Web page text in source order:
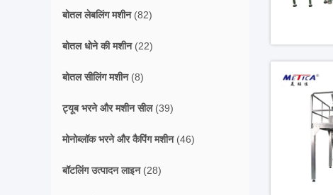
बोतल लेबलिंग मशीन(82)
बोतल धोने की मशीन(22)
बोतल सीलिंग मशीन(8)
ट्यूब भरने और मशीन सील(39)
मोनोब्लॉक भरने और कैपिंग मशीन(46)
बॉटलिंग उत्पादन लाइन(28)